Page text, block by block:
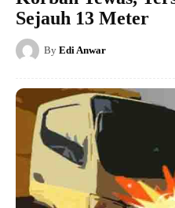
Sejauh 13 Meter
By Edi Anwar